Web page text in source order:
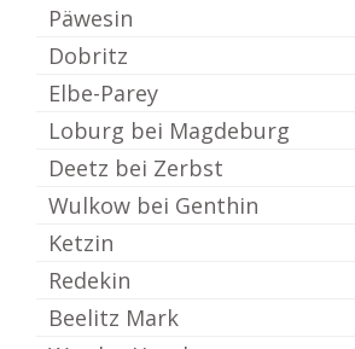
Päwesin
Dobritz
Elbe-Parey
Loburg bei Magdeburg
Deetz bei Zerbst
Wulkow bei Genthin
Ketzin
Redekin
Beelitz Mark